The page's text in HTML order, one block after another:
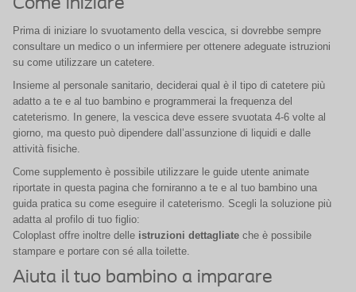
Come iniziare
Prima di iniziare lo svuotamento della vescica, si dovrebbe sempre
consultare un medico o un infermiere per ottenere adeguate istruzioni
su come utilizzare un catetere.
Insieme al personale sanitario, deciderai qual è il tipo di catetere più
adatto a te e al tuo bambino e programmerai la frequenza del
cateterismo. In genere, la vescica deve essere svuotata 4-6 volte al
giorno, ma questo può dipendere dall’assunzione di liquidi e dalle
attività fisiche.
Come supplemento è possibile utilizzare le guide utente animate
riportate in questa pagina che forniranno a te e al tuo bambino una
guida pratica su come eseguire il cateterismo. Scegli la soluzione più
adatta al profilo di tuo figlio:
Coloplast offre inoltre delle istruzioni dettagliate che è possibile
stampare e portare con sé alla toilette.
Aiuta il tuo bambino a imparare